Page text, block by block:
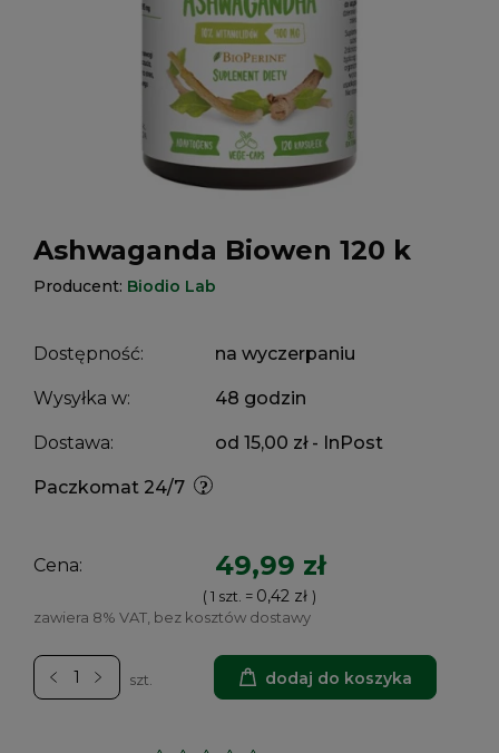
Ashwaganda Biowen 120 k
Producent: Biodio Lab
Dostępność: na wyczerpaniu
Wysyłka w: 48 godzin
Dostawa: od 15,00 zł - InPost
Paczkomat 24/7
Cena: 49,99 zł
( 1 szt. = 0,42 zł )
zawiera 8% VAT, bez kosztów dostawy
szt. dodaj do koszyka